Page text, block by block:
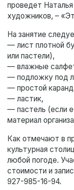
проведет
художников, –
На занятие
— лист плотной
или пастели),
— влажные
— подложку под
— простой
— ластик,
— пастель (если
материал
Как отмечают в
культурная
любой погоде.
стоимости и
927-985-16-94.